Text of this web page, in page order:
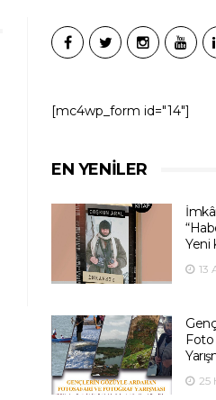
[mc4wp_form id="14"]
EN YENILER
Yeni
13
Foto
25